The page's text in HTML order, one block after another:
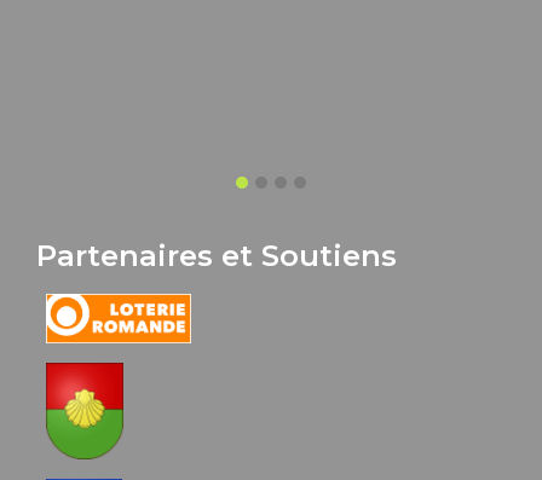
Partenaires et Soutiens